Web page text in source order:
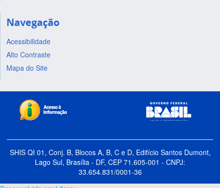
Navegação
Acessibilidade
Alto Contraste
Mapa do Site
SHIS QI 01, Conj. B, Blocos A, B, C e D, Edifício Santos Dumont,
Lago Sul, Brasília - DF, CEP 71.605-001 - CNPJ:
33.654.831/0001-36